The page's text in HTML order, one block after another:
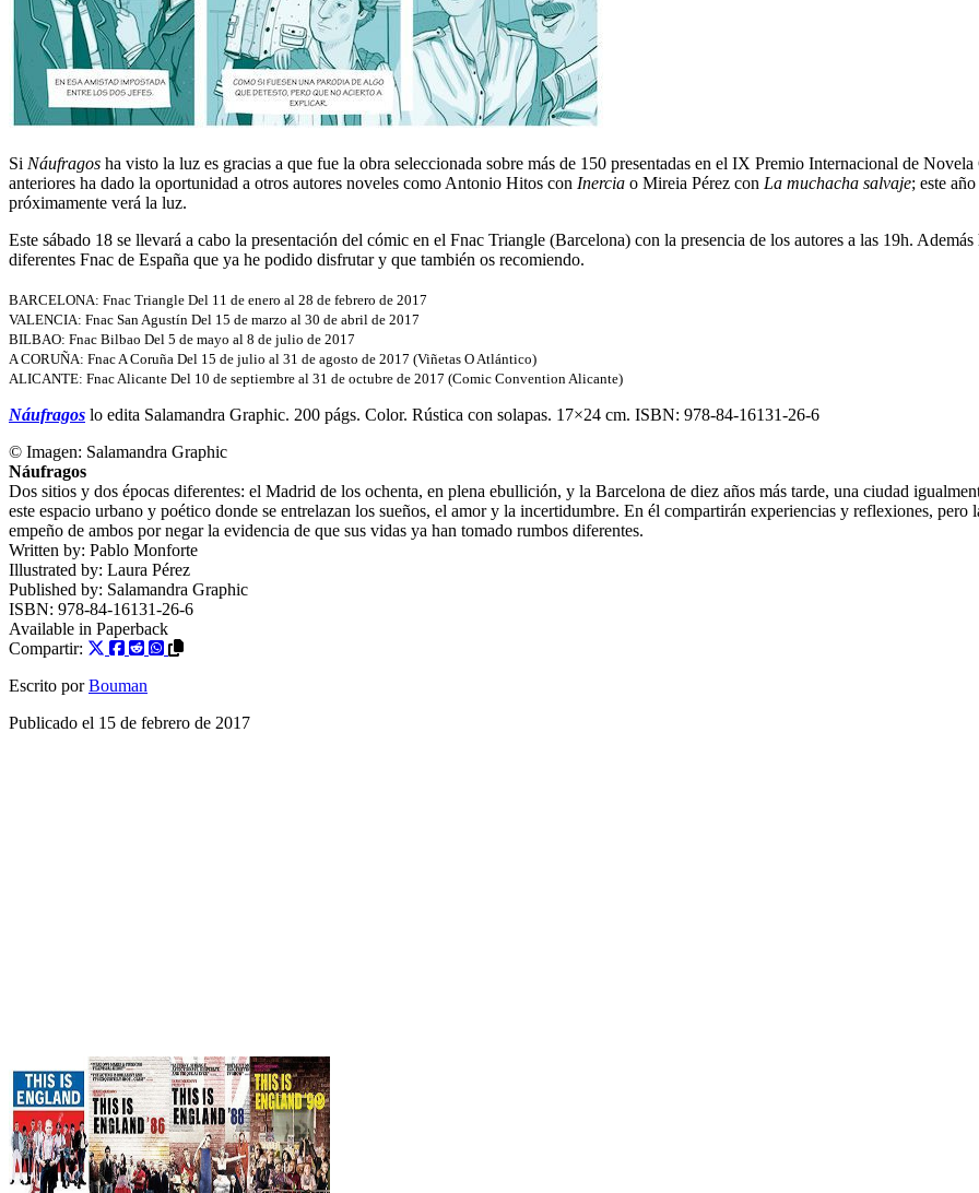
Si Náufragos ha visto la luz es gracias a que fue la obra seleccionada sobre más de 150 presentadas en el IX Premio Internacional de
anteriores ha dado la oportunidad a otros autores noveles como Antonio Hitos con Inercia o Mireia Pérez con La muchacha salvaje; este
próximamente verá la luz.
Este sábado 18 se llevará a cabo la presentación del cómic en el Fnac Triangle (Barcelona) con la presencia de los autores a las 19h.
diferentes Fnac de España que ya he podido disfrutar y que también os recomiendo.
BARCELONA: Fnac Triangle Del 11 de enero al 28 de febrero de 2017
VALENCIA: Fnac San Agustín Del 15 de marzo al 30 de abril de 2017
BILBAO: Fnac Bilbao Del 5 de mayo al 8 de julio de 2017
A CORUÑA: Fnac A Coruña Del 15 de julio al 31 de agosto de 2017 (Viñetas O Atlántico)
ALICANTE: Fnac Alicante Del 10 de septiembre al 31 de octubre de 2017 (Comic Convention Alicante)
Náufragos lo edita Salamandra Graphic. 200 págs. Color. Rústica con solapas. 17×24 cm. ISBN: 978-84-16131-26-6
© Imagen: Salamandra Graphic
Náufragos
Dos sitios y dos épocas diferentes: el Madrid de los ochenta, en plena ebullición, y la Barcelona de diez años más tarde, una ciudad
este espacio urbano y poético donde se entrelazan los sueños, el amor y la incertidumbre. En él compartirán experiencias y reflexiones, pero
empeño de ambos por negar la evidencia de que sus vidas ya han tomado rumbos diferentes.
Written by: Pablo Monforte
Illustrated by: Laura Pérez
Published by: Salamandra Graphic
ISBN: 978-84-16131-26-6
Available in Paperback
Compartir:
Escrito por Bouman
Publicado el 15 de febrero de 2017